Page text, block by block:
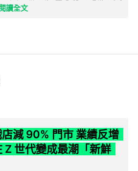
閱讀全文
店減 90% 門市 業績反增
Z 世代變成最潮「新鮮